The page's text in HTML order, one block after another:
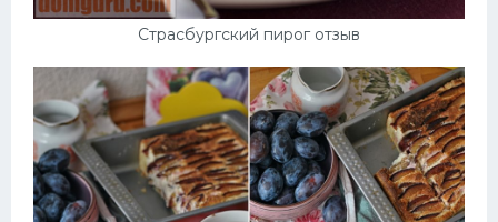
Страсбургский пирог отзыв